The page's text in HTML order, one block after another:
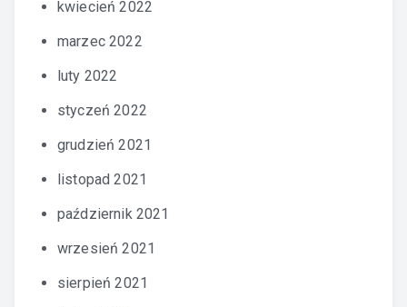
kwiecień 2022
marzec 2022
luty 2022
styczeń 2022
grudzień 2021
listopad 2021
październik 2021
wrzesień 2021
sierpień 2021